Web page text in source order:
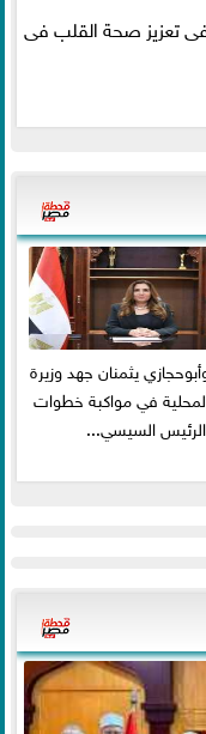
تعزيز صحة القلب فى
يثمنان جهد وزيرة
في مواكبة خطوات
الرئيس السيسي...